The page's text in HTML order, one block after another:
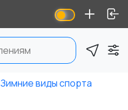
Зимние виды спорта